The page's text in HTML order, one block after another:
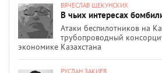
ВЯЧЕСЛАВ ЩЕКУНСКИХ
В чьих интересах
Атаки беспилотников на
трубопроводный
экономике Казахстана
РУСЛАН ЗАКИЕВ